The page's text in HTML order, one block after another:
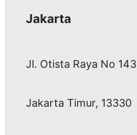
Jakarta
Jl. Otista Raya No
Jakarta Timur, 13330